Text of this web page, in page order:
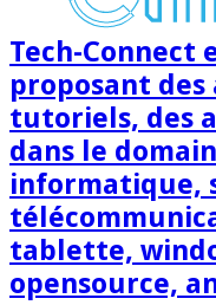
Tech-Connect
proposant
tutoriels, des
dans le
informatique,
tablette,
opensource,